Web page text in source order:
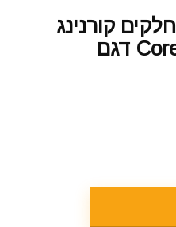
🍽️ סט כלי אוכל 12 חלקים קורנינג
מזכוכית Corelle Vitrelle דגם